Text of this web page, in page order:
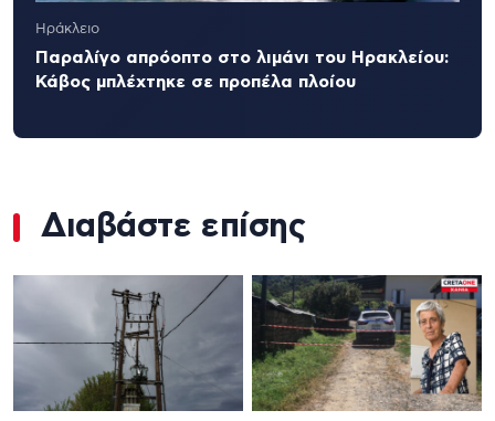
Ηράκλειο
Παραλίγο απρόοπτο στο λιμάνι του Ηρακλείου:
Κάβος μπλέχτηκε σε προπέλα πλοίου
Διαβάστε επίσης